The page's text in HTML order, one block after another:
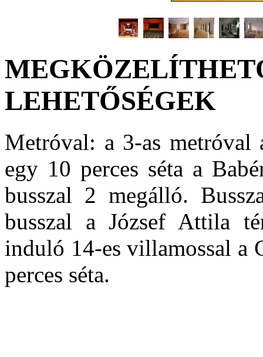
LEHETŐSÉGEK
Metróval: a 3-as metróval
egy 10 perces séta a
busszal 2 megálló.
busszal a József Attila
induló 14-es villamossal a
perces séta.